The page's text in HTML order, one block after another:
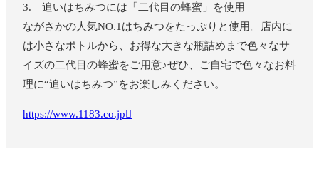
3. 追いはちみつには「二代目の蜂蜜」を使用
ながさかの人気NO.1はちみつをたっぷりと使用。店内に
は小さなボトルから、お得な大きな瓶詰めまで色々なサ
イズの二代目の蜂蜜をご用意♪ぜひ、ご自宅で色々なお料
理に“追いはちみつ”をお楽しみください。
https://www.1183.co.jp